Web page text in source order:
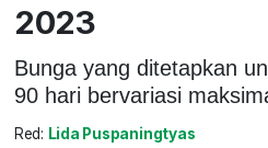
2023
Bunga yang ditetapkan
90 hari bervariasi
Red: Lida Puspaningtyas